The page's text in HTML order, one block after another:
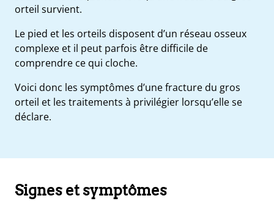
orteil survient.
Le pied et les orteils disposent d’un réseau osseux
complexe et il peut parfois être difficile de
comprendre ce qui cloche.
Voici donc les symptômes d’une fracture du gros
orteil et les traitements à privilégier lorsqu’elle se
déclare.
Signes et symptômes